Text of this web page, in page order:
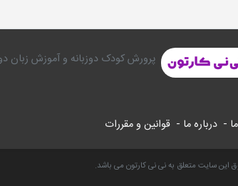
پرورش کودک دوزبانه و آموزش زبان
- درباره ما - قوانین و مقررات
این سایت متعلق به نی نی کارتون می باشد.